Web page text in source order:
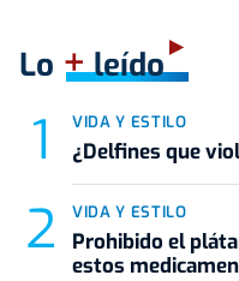
Lo +leído
VIDA Y ESTILO
¿Delfines que
VIDA Y ESTILO
Prohibido el
estos